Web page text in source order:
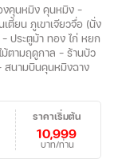
คุนหมิง คุนหมิง –
ตี้ยน ภูเขาเจียวจื่อ (นั่ง
ประตูม้า ทอง ไก่ หยก
ตามฤดูกาล – ร้านบัว
สนามบินคุนหมิงฉาง
ราคาเริ่มต้น
10,999
บาท/ท่าน